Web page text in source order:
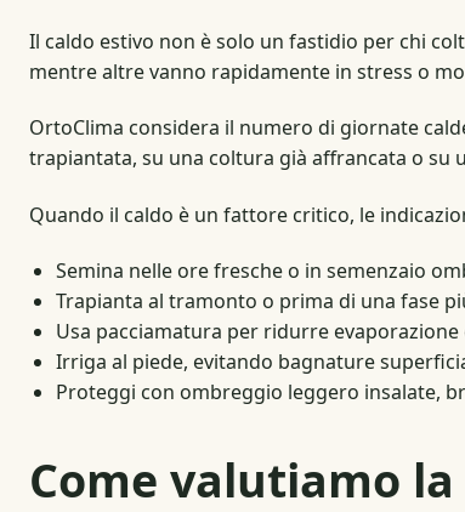
Il caldo estivo non è solo un fastidio per chi
mentre altre vanno rapidamente in stress o
OrtoClima considera il numero di giornate
trapiantata, su una coltura già affrancata o su
Quando il caldo è un fattore critico, le
Semina nelle ore fresche o in semenzaio
Trapianta al tramonto o prima di una fase
Usa pacciamatura per ridurre evaporazione
Irriga al piede, evitando bagnature
Proteggi con ombreggio leggero insalate,
Come valutiamo